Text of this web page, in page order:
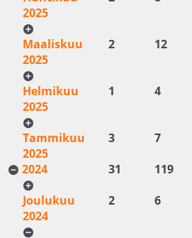
2025
Maaliskuu
2025
2 12
Helmikuu
2025
1 4
Tammikuu
2025
3 7
2024
31 119
Joulukuu
2024
2 6